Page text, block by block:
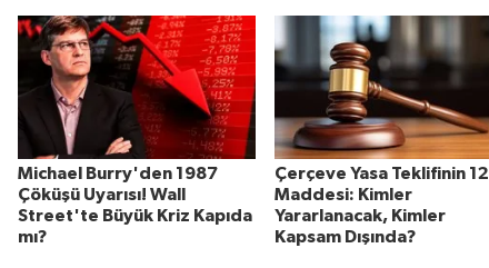
Michael Burry'den 1987
Çöküşü Uyarısı! Wall
Street'te Büyük Kriz Kapıda
mı?
Çerçeve Yasa Teklifinin 12
Maddesi: Kimler
Yararlanacak, Kimler
Kapsam Dışında?